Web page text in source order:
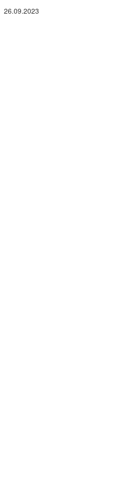
26.09.2023